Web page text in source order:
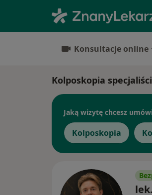
Konsultacje online
Kolposkopia
Jaką wizytę chcesz
Kolposkopia